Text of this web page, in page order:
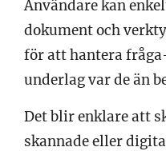
Användare kan
dokument och
för att hantera
underlag var de än
Det blir enklare att
skannade eller